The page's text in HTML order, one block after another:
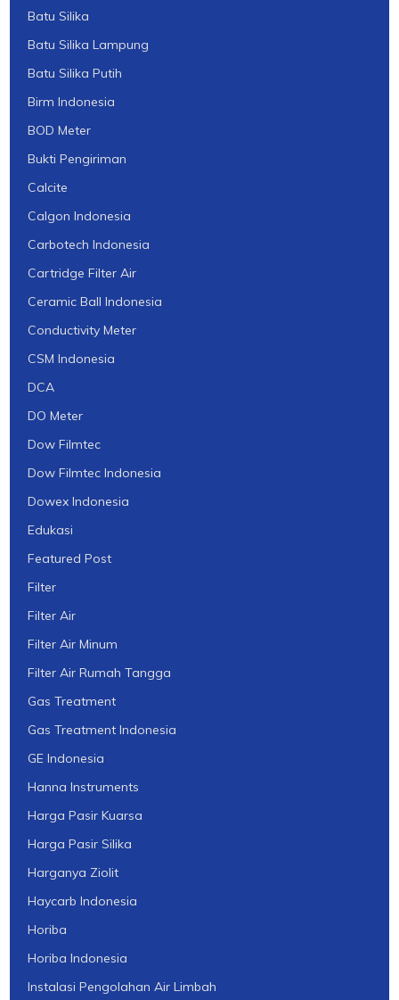
Batu Silika
Batu Silika Lampung
Batu Silika Putih
Birm Indonesia
BOD Meter
Bukti Pengiriman
Calcite
Calgon Indonesia
Carbotech Indonesia
Cartridge Filter Air
Ceramic Ball Indonesia
Conductivity Meter
CSM Indonesia
DCA
DO Meter
Dow Filmtec
Dow Filmtec Indonesia
Dowex Indonesia
Edukasi
Featured Post
Filter
Filter Air
Filter Air Minum
Filter Air Rumah Tangga
Gas Treatment
Gas Treatment Indonesia
GE Indonesia
Hanna Instruments
Harga Pasir Kuarsa
Harga Pasir Silika
Harganya Ziolit
Haycarb Indonesia
Horiba
Horiba Indonesia
Instalasi Pengolahan Air Limbah